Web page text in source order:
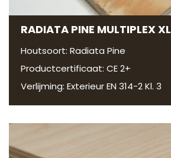
RADIATA PINE MULTIPLEX XL
Productcertificaat: CE 2+
Verlijming: Exterieur EN 314-2 Kl. 3
Houtsoort: Radiata Pine